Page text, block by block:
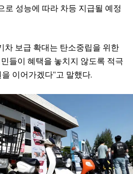
로 성능에 따라 차등 지급될 예정
차 보급 확대는 탄소중립을 위한
들이 혜택을 놓치지 않도록 적극
이어가겠다”고 말했다.